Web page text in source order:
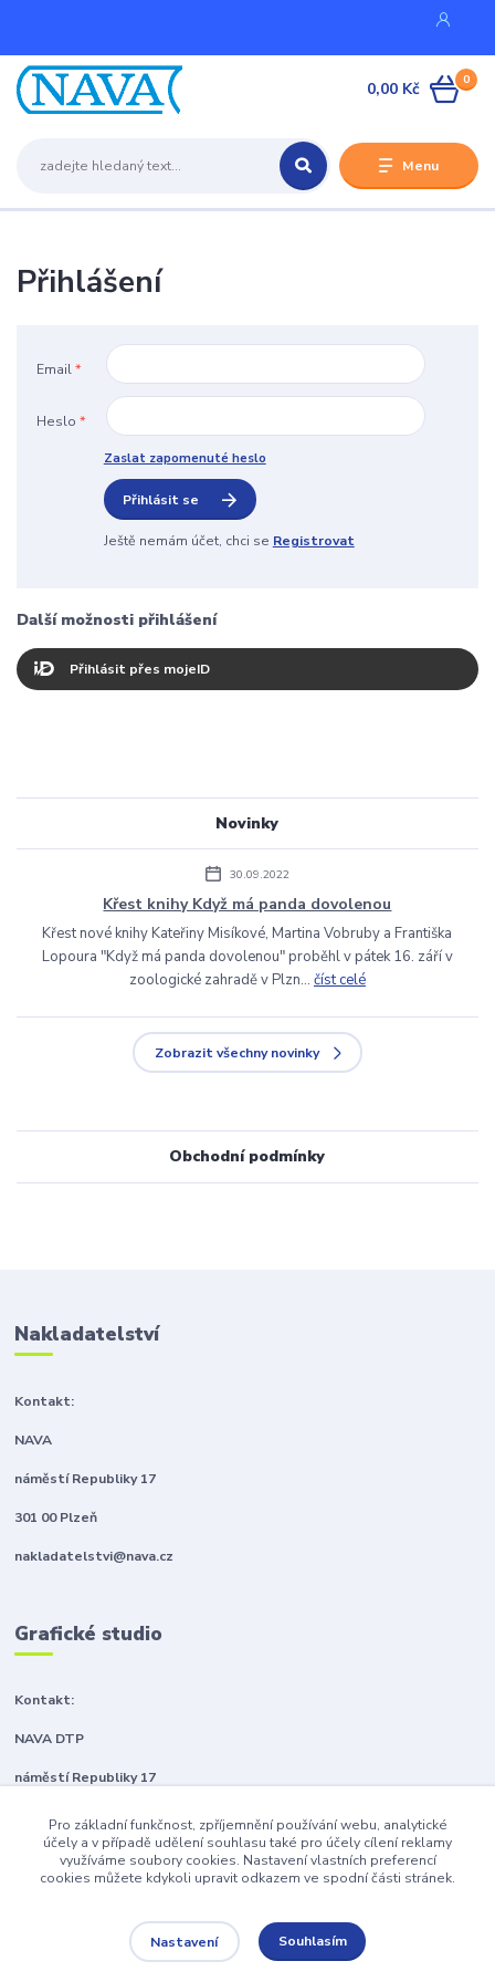
Menu
0
0,00 Kč
Novinky
30.09.2022
Křest knihy Když má panda dovolenou
Křest nové knihy Kateřiny Misíkové, Martina Vobruby a Františka
Lopoura "Když má panda dovolenou" proběhl v pátek 16. září v
zoologické zahradě v Plzn... číst celé
Zobrazit všechny novinky
Obchodní podmínky
Přihlášení
Email*
Heslo *
Zaslat zapomenuté heslo
Přihlásit se
Ještě nemám účet, chci se Registrovat
Další možnosti přihlášení
Přihlásit přes mojeID
Nakladatelství
Kontakt:
NAVA
náměstí Republiky 17
301 00 Plzeň
nakladatelstvi@nava.cz
Grafické studio
Kontakt:
NAVA DTP
náměstí Republiky 17
301 00 Plzeň
sekretariat@nava.cz
Pro základní funkčnost, zpříjemnění používání webu, analytické
účely a v případě udělení souhlasu také pro účely cílení reklamy
využíváme soubory cookies. Nastavení vlastních preferencí
cookies můžete kdykoli upravit odkazem ve spodní části stránek.
Nastavení Souhlasím